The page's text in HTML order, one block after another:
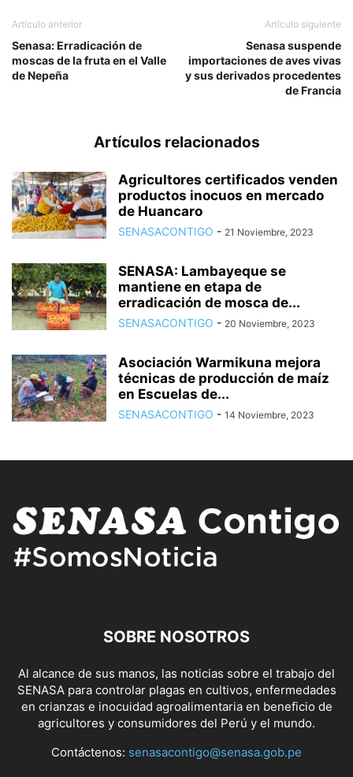
Artículo anterior
Senasa: Erradicación de
moscas de la fruta en el Valle
de Nepeña
Artículo siguiente
Senasa suspende
importaciones de aves vivas
y sus derivados procedentes
de Francia
Artículos relacionados
Agricultores certificados venden
productos inocuos en mercado
de Huancaro
SENASACONTIGO - 21 Noviembre, 2023
SENASA: Lambayeque se
mantiene en etapa de
erradicación de mosca de...
SENASACONTIGO - 20 Noviembre, 2023
Asociación Warmikuna mejora
técnicas de producción de maíz
en Escuelas de...
SENASACONTIGO - 14 Noviembre, 2023
SOBRE NOSOTROS
Al alcance de sus manos, las noticias sobre el trabajo del
SENASA para controlar plagas en cultivos, enfermedades
en crianzas e inocuidad agroalimentaria en beneficio de
agricultores y consumidores del Perú y el mundo.
Contáctenos: senasacontigo@senasa.gob.pe